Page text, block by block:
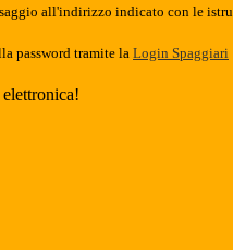
all'indirizzo indicato con le
password tramite la Login Spaggiari